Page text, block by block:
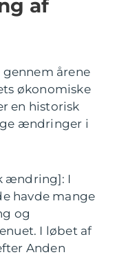
af
årene
økonomiske
en historisk
ændringer i
ændring]: I
havde mange
og
I løbet af
Anden